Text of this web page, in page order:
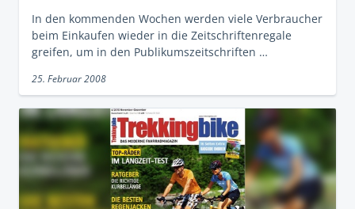
In den kommenden Wochen werden viele Verbraucher
beim Einkaufen wieder in die Zeitschriftenregale
greifen, um in den Publikumszeitschriften …
25. Februar 2008